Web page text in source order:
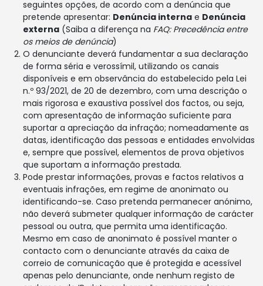
seguintes opções, de acordo com a denúncia que
pretende apresentar: Denúncia internae Denúncia
externa(Saiba a diferença na FAQ: Precedência entre
os meios de denúncia)
O denunciante deverá fundamentar a sua declaração
de forma séria e verossímil, utilizando os canais
disponíveis e em observância do estabelecido pela Lei
n.º 93/2021, de 20 de dezembro, com uma descrição o
mais rigorosa e exaustiva possível dos factos, ou seja,
com apresentação de informação suficiente para
suportar a apreciação da infração; nomeadamente as
datas, identificação das pessoas e entidades envolvidas
e, sempre que possível, elementos de prova objetivos
que suportam a informação prestada.
Pode prestar informações, provas e factos relativos a
eventuais infrações, em regime de anonimato ou
identificando-se. Caso pretenda permanecer anónimo,
não deverá submeter qualquer informação de carácter
pessoal ou outra, que permita uma identificação.
Mesmo em caso de anonimato é possível manter o
contacto com o denunciante através da caixa de
correio de comunicação que é protegida e acessível
apenas pelo denunciante, onde nenhum registo de